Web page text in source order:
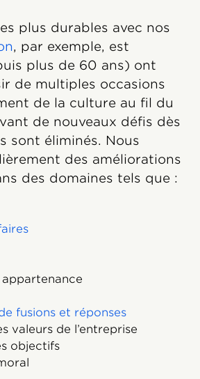
plus durables avec nos
, par exemple, est
plus de 60 ans) ont
de multiples occasions
de la culture au fil du
de nouveaux défis dès
sont éliminés. Nous
des améliorations
des domaines tels que :
fusions et réponses
valeurs de l’entreprise
objectifs